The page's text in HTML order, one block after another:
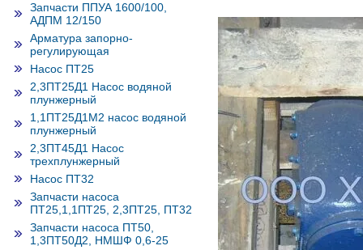
Запчасти ППУА 1600/100,
АДПМ 12/150
Арматура запорно-
регулирующая
Насос ПТ25
2,3ПТ25Д1 Насос водяной
плунжерный
1,1ПТ25Д1М2 насос водяной
плунжерный
2,3ПТ45Д1 Насос
трехплунжерный
Насос ПТ32
Запчасти насоса
ПТ25,1,1ПТ25, 2,3ПТ25, ПТ32
Запчасти насоса ПТ50,
1,3ПТ50Д2, НМШФ 0,6-25